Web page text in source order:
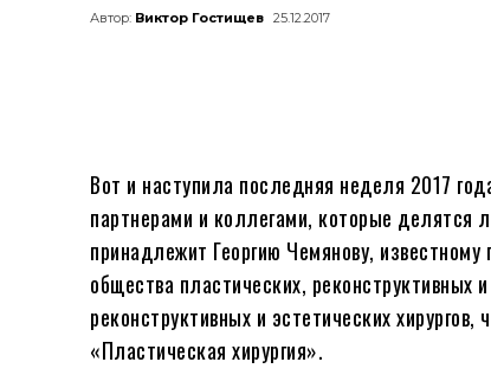
Автор: Виктор Гостищев 25.12.2017
Вот и наступила последняя неделя 2017
партнерами и коллегами, которые делятся
принадлежит Георгию Чемянову,
общества пластических, реконструктивных
реконструктивных и эстетических
«Пластическая хирургия».